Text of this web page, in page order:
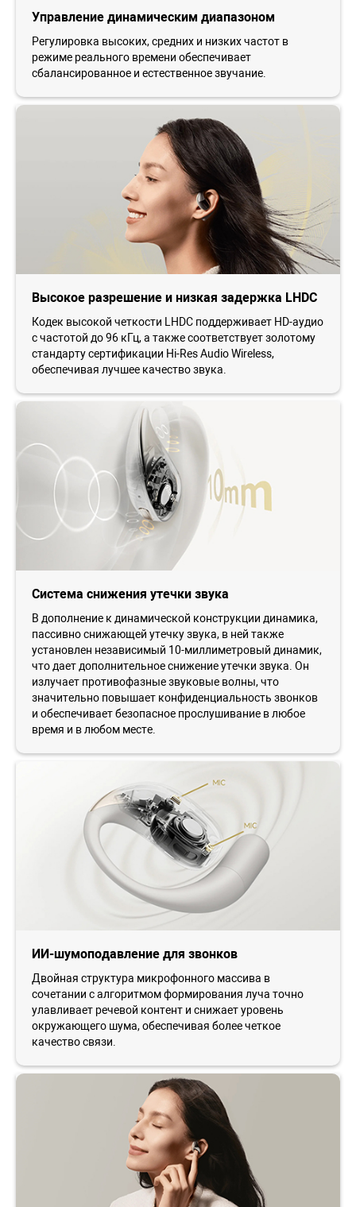
Управление динамическим диапазоном
Регулировка высоких, средних и низких частот в
режиме реального времени обеспечивает
сбалансированное и естественное звучание.
Высокое разрешение и низкая задержка LHDC
Кодек высокой четкости LHDC поддерживает HD-аудио
с частотой до 96 кГц, а также соответствует золотому
стандарту сертификации Hi-Res Audio Wireless,
обеспечивая лучшее качество звука.
Система снижения утечки звука
В дополнение к динамической конструкции динамика,
пассивно снижающей утечку звука, в ней также
установлен независимый 10-миллиметровый динамик,
что дает дополнительное снижение утечки звука. Он
излучает противофазные звуковые волны, что
значительно повышает конфиденциальность звонков
и обеспечивает безопасное прослушивание в любое
время и в любом месте.
ИИ-шумоподавление для звонков
Двойная структура микрофонного массива в
сочетании с алгоритмом формирования луча точно
улавливает речевой контент и снижает уровень
окружающего шума, обеспечивая более четкое
качество связи.